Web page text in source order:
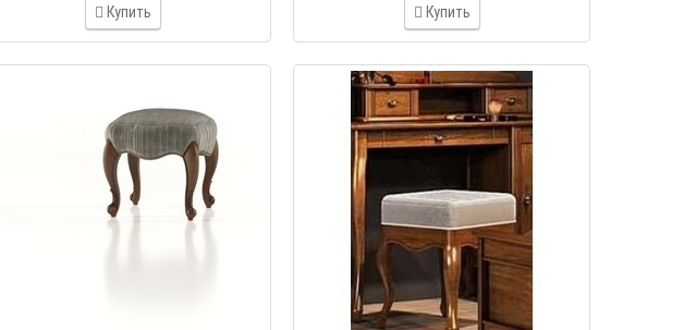
Купить Купить